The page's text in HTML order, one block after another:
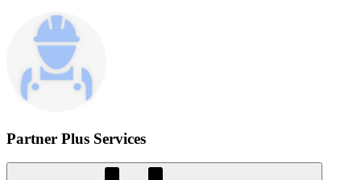
Partner Plus Services